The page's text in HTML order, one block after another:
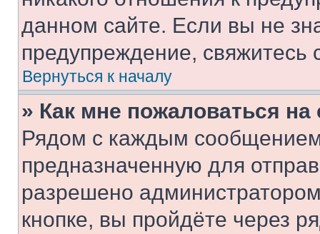
данном сайте. Если вы не
предупреждение,
Вернуться к началу
» Как мне пожаловаться
Рядом с каждым сообщением
предназначенную для
разрешено
кнопке, вы пройдёте через